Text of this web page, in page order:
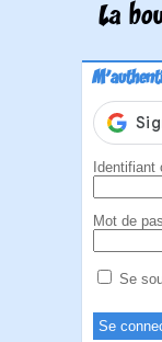
La
Identifiant
Mot de
Se